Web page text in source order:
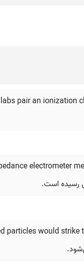
pair an ionization
electrometer
رسیده است.
particles would